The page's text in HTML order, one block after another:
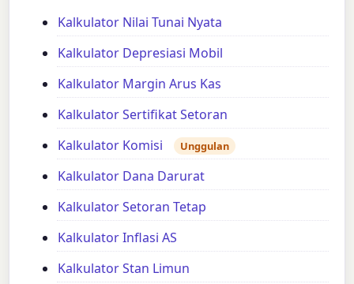
Kalkulator Nilai Tunai Nyata
Kalkulator Depresiasi Mobil
Kalkulator Margin Arus Kas
Kalkulator Sertifikat Setoran
Kalkulator Komisi
Unggulan
Kalkulator Dana Darurat
Kalkulator Setoran Tetap
Kalkulator Inflasi AS
Kalkulator Stan Limun